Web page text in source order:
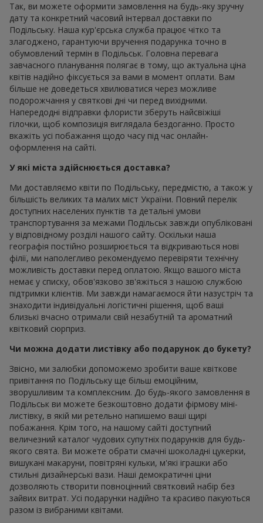
Так, ви можете оформити замовлення на будь-яку зручну
дату та конкретний часовий інтервал доставки по
Подільську. Наша кур'єрська служба працює чітко та
злагоджено, гарантуючи вручення подарунка точно в
обумовлений термін в Подільськ. Головна перевага
завчасного планування полягає в тому, що актуальна ціна
квітів надійно фіксується за вами в момент оплати. Вам
більше не доведеться хвилюватися через можливе
подорожчання у святкові дні чи перед вихідними.
Напередодні відправки флористи зберуть найсвіжіші
гілочки, щоб композиція виглядала бездоганно. Просто
вкажіть усі побажання щодо часу під час онлайн-
оформлення на сайті.
У які міста здійснюється доставка?
Ми доставляємо квіти по Подільську, передмістю, а також у
більшість великих та малих міст України. Повний перелік
доступних населених пунктів та детальні умови
транспортування за межами Подільськ завжди опубліковані
у відповідному розділі нашого сайту. Оскільки наша
географія постійно розширюється та відкриваються нові
філії, ми наполегливо рекомендуємо перевіряти технічну
можливість доставки перед оплатою. Якщо вашого міста
немає у списку, обов'язково зв'яжіться з нашою службою
підтримки клієнтів. Ми завжди намагаємося йти назустріч та
знаходити індивідуальні логістичні рішення, щоб ваші
близькі вчасно отримали свій незабутній та ароматний
квітковий сюрприз.
Чи можна додати листівку або подарунок до букету?
Звісно, ми залюбки допоможемо зробити ваше квіткове
привітання по Подільську ще більш емоційним,
зворушливим та комплексним. До будь-якого замовлення в
Подільськ ви можете безкоштовно додати фірмову міні-
листівку, в якій ми ретельно напишемо ваші щирі
побажання. Крім того, на нашому сайті доступний
величезний каталог чудових супутніх подарунків для будь-
якого свята. Ви можете обрати смачні шоколадні цукерки,
вишукані макаруни, повітряні кульки, м'які іграшки або
стильні дизайнерські вази. Наші демократичні ціни
дозволяють створити повноцінний святковий набір без
зайвих витрат. Усі подарунки надійно та красиво пакуються
разом із вибраними квітами.